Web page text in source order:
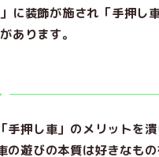
に装飾が施され「手押し
あります。
手押し車」のメリットを
の遊びの本質は好きなも